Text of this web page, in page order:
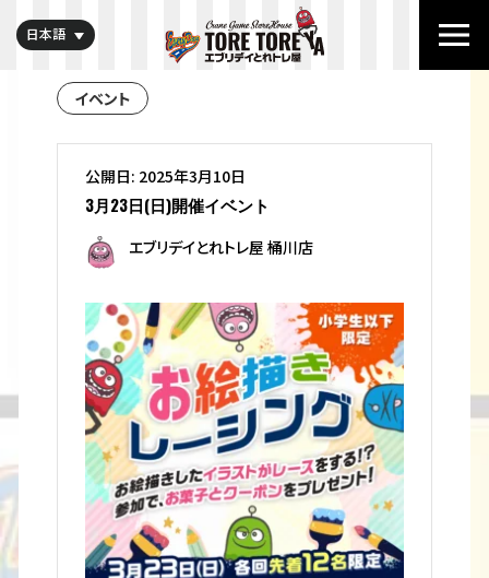
日本語
イベント
公開日: 2025年3月10日
3月23日(日)開催イベント
エブリデイとれトレ屋 桶川店